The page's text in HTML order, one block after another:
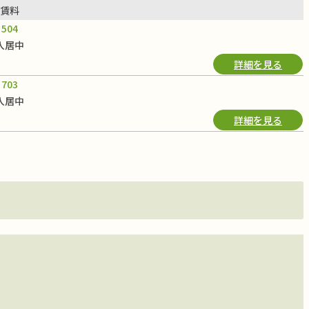
賃料
504
居中
詳細を見る
703
居中
詳細を見る